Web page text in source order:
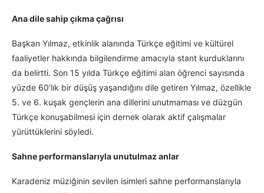
Ana dile sahip çıkma çağrısı
Başkan Yılmaz, etkinlik alanında Türkçe eğitimi ve kültürel
faaliyetler hakkında bilgilendirme amacıyla stant kurduklarını
da belirtti. Son 15 yılda Türkçe eğitimi alan öğrenci sayısında
yüzde 60’lık bir düşüş yaşandığını dile getiren Yılmaz, özellikle
5. ve 6. kuşak gençlerin ana dillerini unutmaması ve düzgün
Türkçe konuşabilmesi için dernek olarak aktif çalışmalar
yürüttüklerini söyledi.
Sahne performanslarıyla unutulmaz anlar
Karadeniz müziğinin sevilen isimleri sahne performanslarıyla